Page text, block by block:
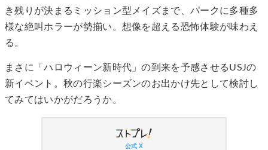
き残りが決まるミッション型メイズまで、パークに多種多
様な絶叫ホラーが勢揃い。想像を超える恐怖体験が味わえ
る。
まさに「ハロウィーン新時代」の到来を予感させるUSJの
新イベント。秋の行楽シーズンのお出かけ先として検討し
てみてはいかがだろうか。
公式 X